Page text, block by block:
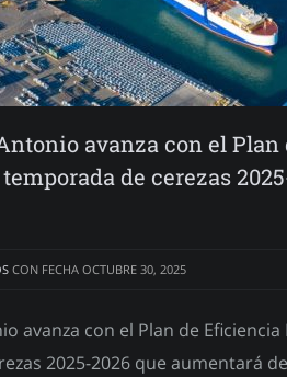
avanza con el
de cerezas
CON FECHA OCTUBRE 30, 2025
avanza con el Plan de
2025-2026 que aumentará